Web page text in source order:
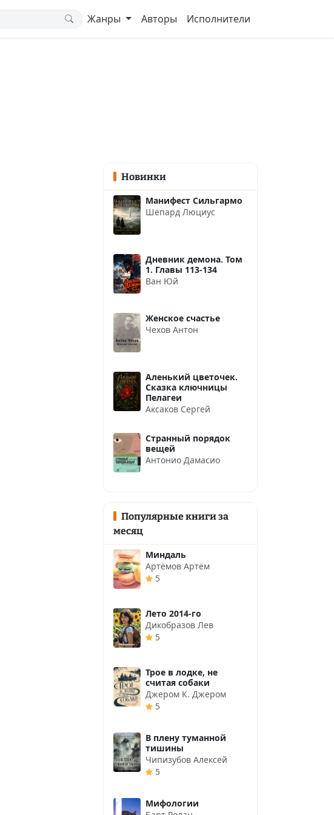
Жанры Авторы Исполнители
Новинки
Манифест Сильгармо
Шепард Люциус
Дневник демона. Том
1. Главы 113-134
Ван Юй
Женское счастье
Чехов Антон
Аленький цветочек.
Сказка ключницы
Пелагеи
Аксаков Сергей
Странный порядок
вещей
Антонио Дамасио
Популярные книги за
месяц
Миндаль
Артёмов Артём
5
Лето 2014-го
Дикобразов Лев
5
Трое в лодке, не
считая собаки
Джером К. Джером
5
В плену туманной
тишины
Чипизубов Алексей
5
Мифологии